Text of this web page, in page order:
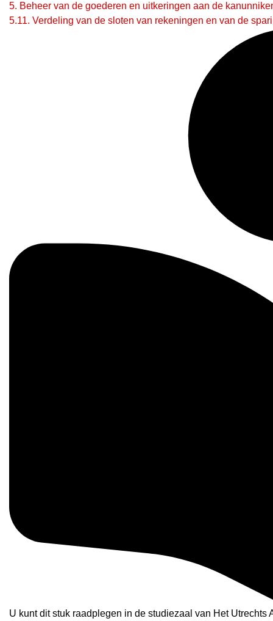
5. Beheer van de goederen en uitkeringen aan de
5.11. Verdeling van de sloten van rekeningen en van de
U kunt dit stuk raadplegen in de studiezaal van Het Utrechts